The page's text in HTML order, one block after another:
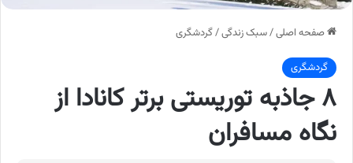
صفحه اصلی/سبک زندگی/گردشگری
گردشگری
۸ جاذبه توریستی برتر کانادا از
نگاه مسافران